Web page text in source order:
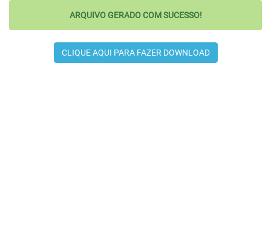
ARQUIVO GERADO COM SUCESSO!
CLIQUE AQUI PARA FAZER DOWNLOAD